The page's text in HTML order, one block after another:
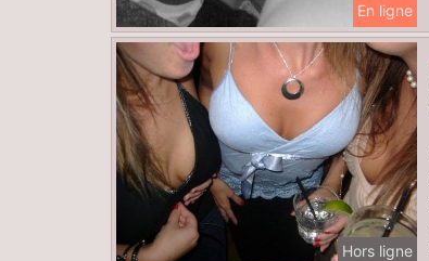
En ligne
Hors ligne